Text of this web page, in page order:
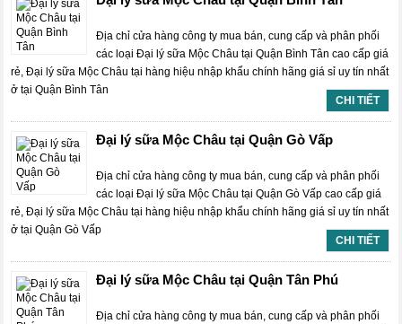
Địa chỉ cửa hàng công ty mua bán, cung cấp và phân phối
các loại Đại lý sữa Mộc Châu tại Quận Bình Tân cao cấp giá
rẻ, Đại lý sữa Mộc Châu tại hàng hiệu nhập khẩu chính hãng giá sỉ uy tín nhất
ở tại Quận Bình Tân
CHI TIẾT
Đại lý sữa Mộc Châu tại Quận Gò Vấp
Địa chỉ cửa hàng công ty mua bán, cung cấp và phân phối
các loại Đại lý sữa Mộc Châu tại Quận Gò Vấp cao cấp giá
rẻ, Đại lý sữa Mộc Châu tại hàng hiệu nhập khẩu chính hãng giá sỉ uy tín nhất
ở tại Quận Gò Vấp
CHI TIẾT
Đại lý sữa Mộc Châu tại Quận Tân Phú
Địa chỉ cửa hàng công ty mua bán, cung cấp và phân phối